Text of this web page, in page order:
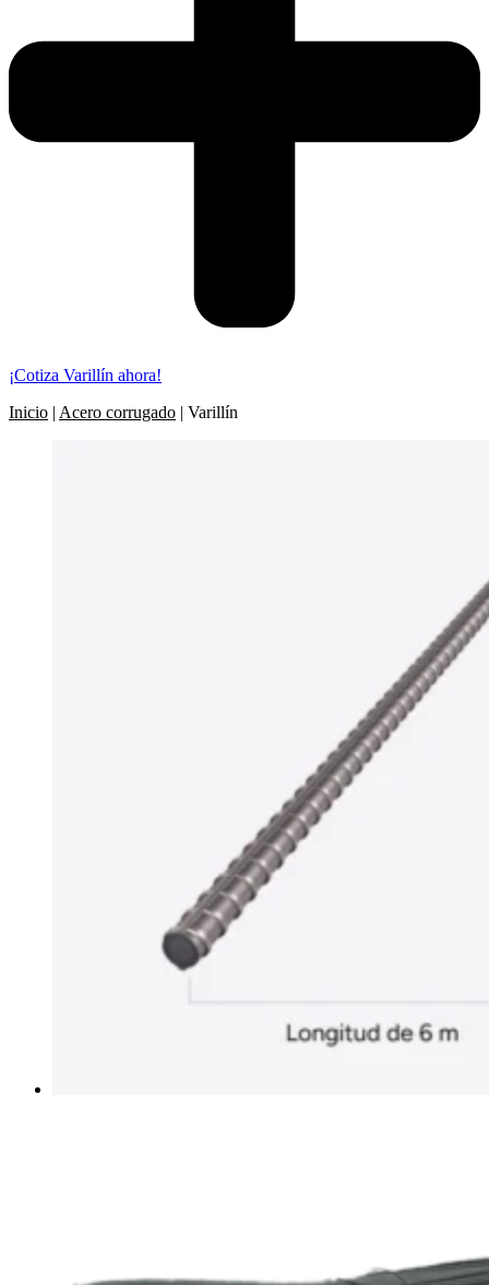
¡Cotiza Varillín ahora!
Inicio | Acero corrugado | Varillín